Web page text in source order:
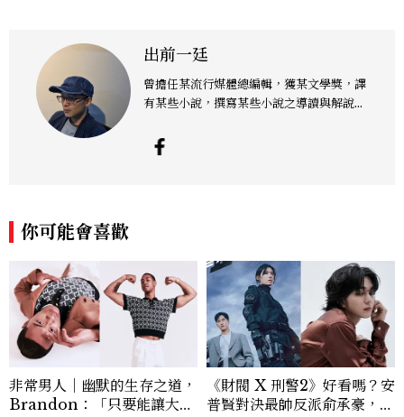
出前一廷
曾擔任某流行媒體總編輯，獲某文學獎，譯
有某些小說，撰寫某些小說之導讀與解說類
乾脆在家看片，配上熱騰騰的泡麵，故以此
為名。臉書粉絲頁為「史蒂芬金銀銅鐵席
你可能會喜歡
非常男人｜幽默的生存之道，
Brandon：「只要能讓大家
《財閥 X 刑警2》好看嗎？安
普賢對決最帥反派俞承豪，鄭